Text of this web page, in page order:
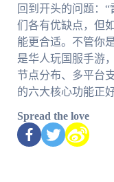
回到开头的问题：
们各有优缺点，但
能更合适。不管你
是华人玩国服手游
节点分布、多平台
的六大核心功能正
Spread the love